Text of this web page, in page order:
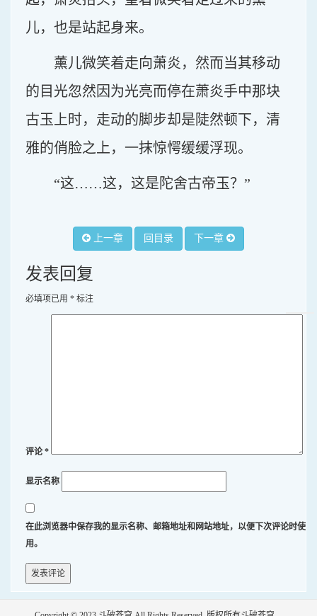
儿，也是站起身来。
薰儿微笑着走向萧炎，然而当其移动
的目光忽然因为光亮而停在萧炎手中那块
古玉上时，走动的脚步却是陡然顿下，清
雅的俏脸之上，一抹惊愕缓缓浮现。
“这……这，这是陀舍古帝玉？”
上一章 回目录 下一章
发表回复
必填项已用 * 标注
评论*
显示名称
在此浏览器中保存我的显示名称、邮箱地址和网站地址，以便下次评论时使
用。